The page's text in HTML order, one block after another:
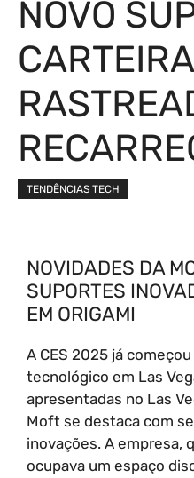
NOVO
TENDÊNCIAS TECH
NOVIDADES DA
SUPORTES
EM ORIGAMI
A CES 2025 já
tecnológico em Las
apresentadas no Las
Moft se destaca com
inovações. A empresa,
ocupava um espaço